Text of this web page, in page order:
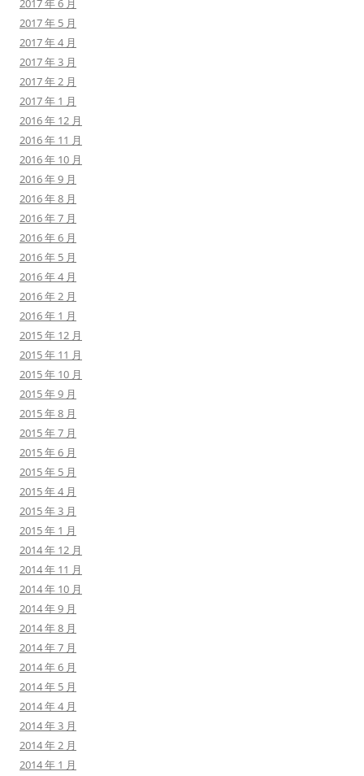
2017 年 6 月
2017 年 5 月
2017 年 4 月
2017 年 3 月
2017 年 2 月
2017 年 1 月
2016 年 12 月
2016 年 11 月
2016 年 10 月
2016 年 9 月
2016 年 8 月
2016 年 7 月
2016 年 6 月
2016 年 5 月
2016 年 4 月
2016 年 2 月
2016 年 1 月
2015 年 12 月
2015 年 11 月
2015 年 10 月
2015 年 9 月
2015 年 8 月
2015 年 7 月
2015 年 6 月
2015 年 5 月
2015 年 4 月
2015 年 3 月
2015 年 1 月
2014 年 12 月
2014 年 11 月
2014 年 10 月
2014 年 9 月
2014 年 8 月
2014 年 7 月
2014 年 6 月
2014 年 5 月
2014 年 4 月
2014 年 3 月
2014 年 2 月
2014 年 1 月